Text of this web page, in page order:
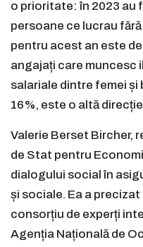
o prioritate: în 2023 au
persoane ce lucrau
pentru acest an este
angajați care muncesc
salariale dintre femei și
16%, este o altă
Valerie Berset Bircher,
de Stat pentru
dialogului social în
și sociale. Ea a precizat
consorțiu de experți
Agenția Națională de